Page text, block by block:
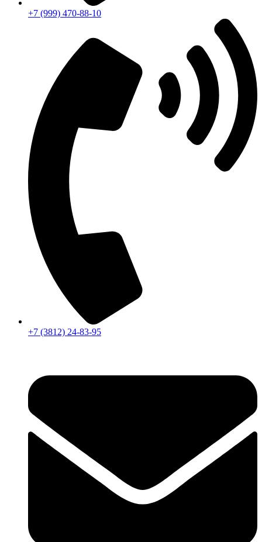
+7 (999) 470-88-10
+7 (3812) 24-83-95